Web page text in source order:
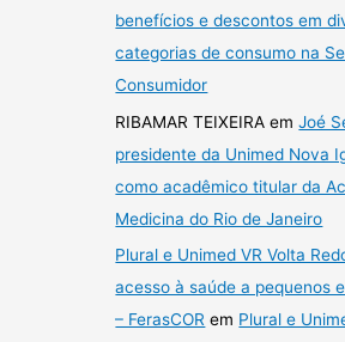
benefícios e descontos em
categorias de consumo na
Consumidor
RIBAMAR TEIXEIRA emJoé
presidente da Unimed Nova
como acadêmico titular da
Medicina do Rio de Janeiro
Plural e Unimed VR Volta
acesso à saúde a pequenos
– FerasCOR em Plural e